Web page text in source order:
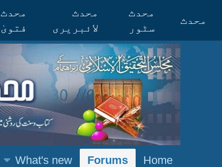
محدث
محدث
سٹور
محدث
لائبریری
محدث
فتویٰ
Home
Forums
What's new